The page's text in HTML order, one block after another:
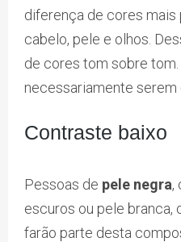
diferença de cores
cabelo, pele e olhos.
de cores tom sobre
necessariamente serem
Contraste baixo
Pessoas de pele negra,
escuros ou pele branca,
farão parte desta